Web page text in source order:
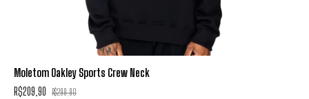
Moletom Oakley Sports Crew Neck
R$209,90 R$299,90